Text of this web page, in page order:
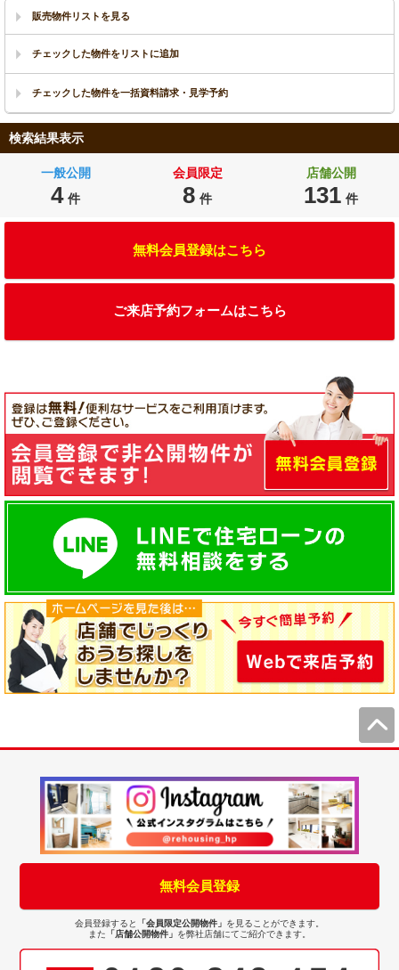
販売物件リストを見る
検索結果表示
一般公開
4 件
会員限定
8 件
店舗公開
131 件
無料会員登録はこちら
ご来店予約フォームはこちら
無料会員登録
会員登録すると 「会員限定公開物件」 を見ることができます。
また 「店舗公開物件」 を弊社店舗にてご紹介できます。